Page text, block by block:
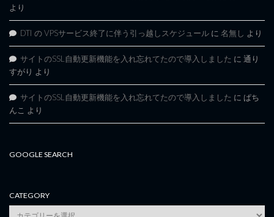
より
DTI の VPSサービス終了に伴う引っ越しスケジュール に 名無し より
サイトのSSL自動更新機能を入れ忘れてたので導入しました に 通り
すがり より
サイトのSSL自動更新機能を入れ忘れてたので導入しました に ぱち
んこ より
GOOGLE SEARCH
CATEGORY
category